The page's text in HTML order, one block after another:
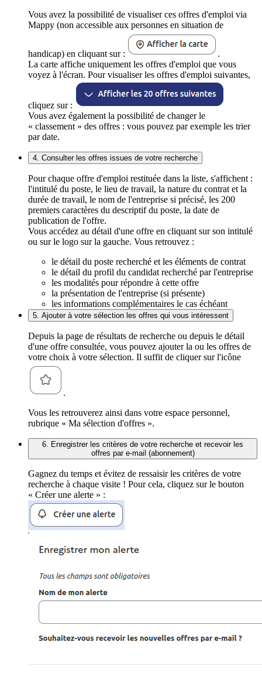
Vous avez la possibilité de visualiser ces offres d'emploi via
Mappy (non accessible aux personnes en situation de
handicap) en cliquant sur :
.
La carte affiche uniquement les offres d'emploi que vous
voyez à l'écran. Pour visualiser les offres d'emploi suivantes,
cliquez sur :
Vous avez également la possibilité de changer le
« classement » des offres : vous pouvez par exemple les trier
par date.
4. Consulter les offres issues de votre recherche
Pour chaque offre d'emploi restituée dans la liste, s'affichent :
l'intitulé du poste, le lieu de travail, la nature du contrat et la
durée de travail, le nom de l'entreprise si précisé, les 200
premiers caractères du descriptif du poste, la date de
publication de l'offre.
Vous accédez au détail d'une offre en cliquant sur son intitulé
ou sur le logo sur la gauche. Vous retrouvez :
le détail du poste recherché et les éléments de contrat
le détail du profil du candidat recherché par l'entreprise
les modalités pour répondre à cette offre
la présentation de l'entreprise (si présente)
les informations complémentaires le cas échéant
5. Ajouter à votre sélection les offres qui vous intéressent
Depuis la page de résultats de recherche ou depuis le détail
d'une offre consultée, vous pouvez ajouter la ou les offres de
votre choix à votre sélection. Il suffit de cliquer sur l'icône
.
Vous les retrouverez ainsi dans votre espace personnel,
rubrique « Ma sélection d'offres ».
6. Enregistrer les critères de votre recherche et recevoir les
offres par e-mail (abonnement)
Gagnez du temps et évitez de ressaisir les critères de votre
recherche à chaque visite ! Pour cela, cliquez sur le bouton
« Créer une alerte » :